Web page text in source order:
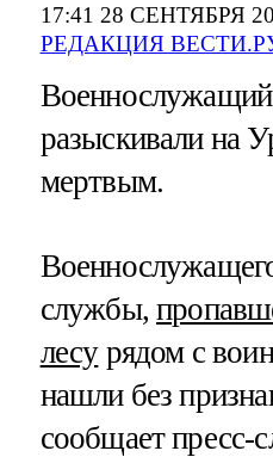
17:41 28 СЕНТЯБРЯ
РЕДАКЦИЯ
разыскивали на
мертвым.
службы,
лесурядом с
нашли без
сообщает пресс-